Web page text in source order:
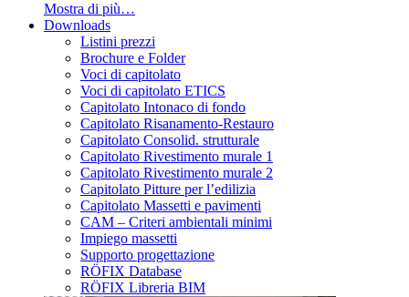
Mostra di più…
Downloads
Listini prezzi
Brochure e Folder
Voci di capitolato
Voci di capitolato ETICS
Capitolato Intonaco di fondo
Capitolato Risanamento-Restauro
Capitolato Consolid. strutturale
Capitolato Rivestimento murale 1
Capitolato Rivestimento murale 2
Capitolato Pitture per l’edilizia
Capitolato Massetti e pavimenti
CAM – Criteri ambientali minimi
Impiego massetti
Supporto progettazione
RÖFIX Database
RÖFIX Libreria BIM